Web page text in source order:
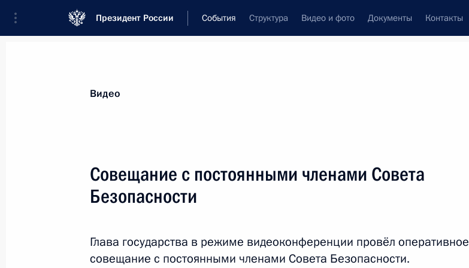
Президент России События Структура Видео и фото Документы Контакты
Видео
Cовещание с постоянными членами Совета
Безопасности
Глава государства в режиме видеоконференции провёл оперативное
совещание с постоянными членами Совета Безопасности.